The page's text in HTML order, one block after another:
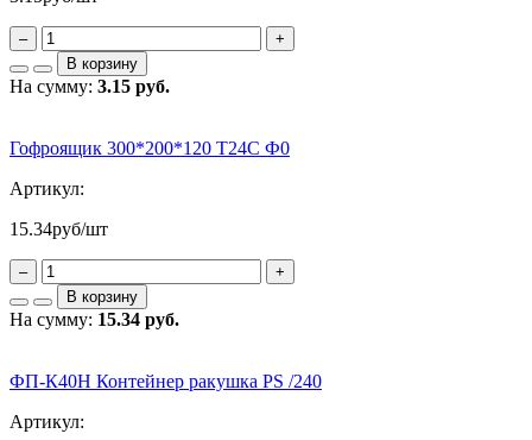
–
+
В корзину
На сумму: 3.15 руб.
Гофроящик 300*200*120 Т24С Ф0
Артикул:
15.34руб/шт
–
+
В корзину
На сумму: 15.34 руб.
ФП-К40Н Контейнер ракушка PS /240
Артикул: